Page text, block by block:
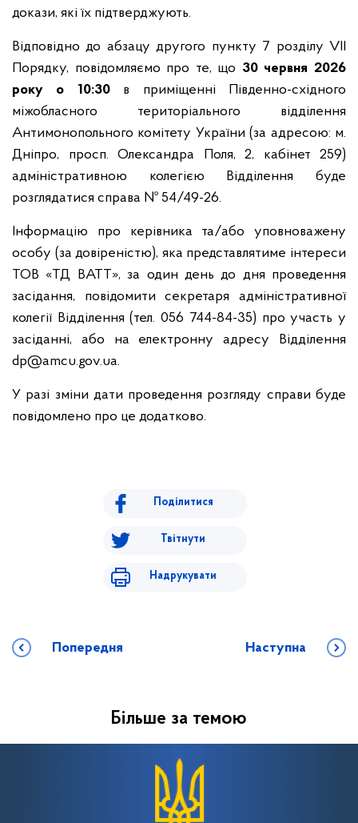
докази, які їх підтверджують.
Відповідно до абзацу другого пункту 7 розділу VІІ
Порядку, повідомляємо про те, що 30 червня 2026
року о 10:30в приміщенні Південно-східного
міжобласного територіального відділення
Антимонопольного комітету України (за адресою: м.
Дніпро, просп. Олександра Поля, 2, кабінет 259)
адміністративною колегією Відділення буде
розглядатися справа № 54/49-26.
Інформацію про керівника та/або уповноважену
особу (за довіреністю), яка представлятиме інтереси
ТОВ «ТД ВАТТ», за один день до дня проведення
засідання, повідомити секретаря адміністративної
колегії Відділення (тел. 056 744-84-35) про участь у
засіданні, або на електронну адресу Відділення
dp@amcu.gov.ua.
У разі зміни дати проведення розгляду справи буде
повідомлено про це додатково.
Поділитися
Твітнути
Надрукувати
Попередня Наступна
Більше за темою